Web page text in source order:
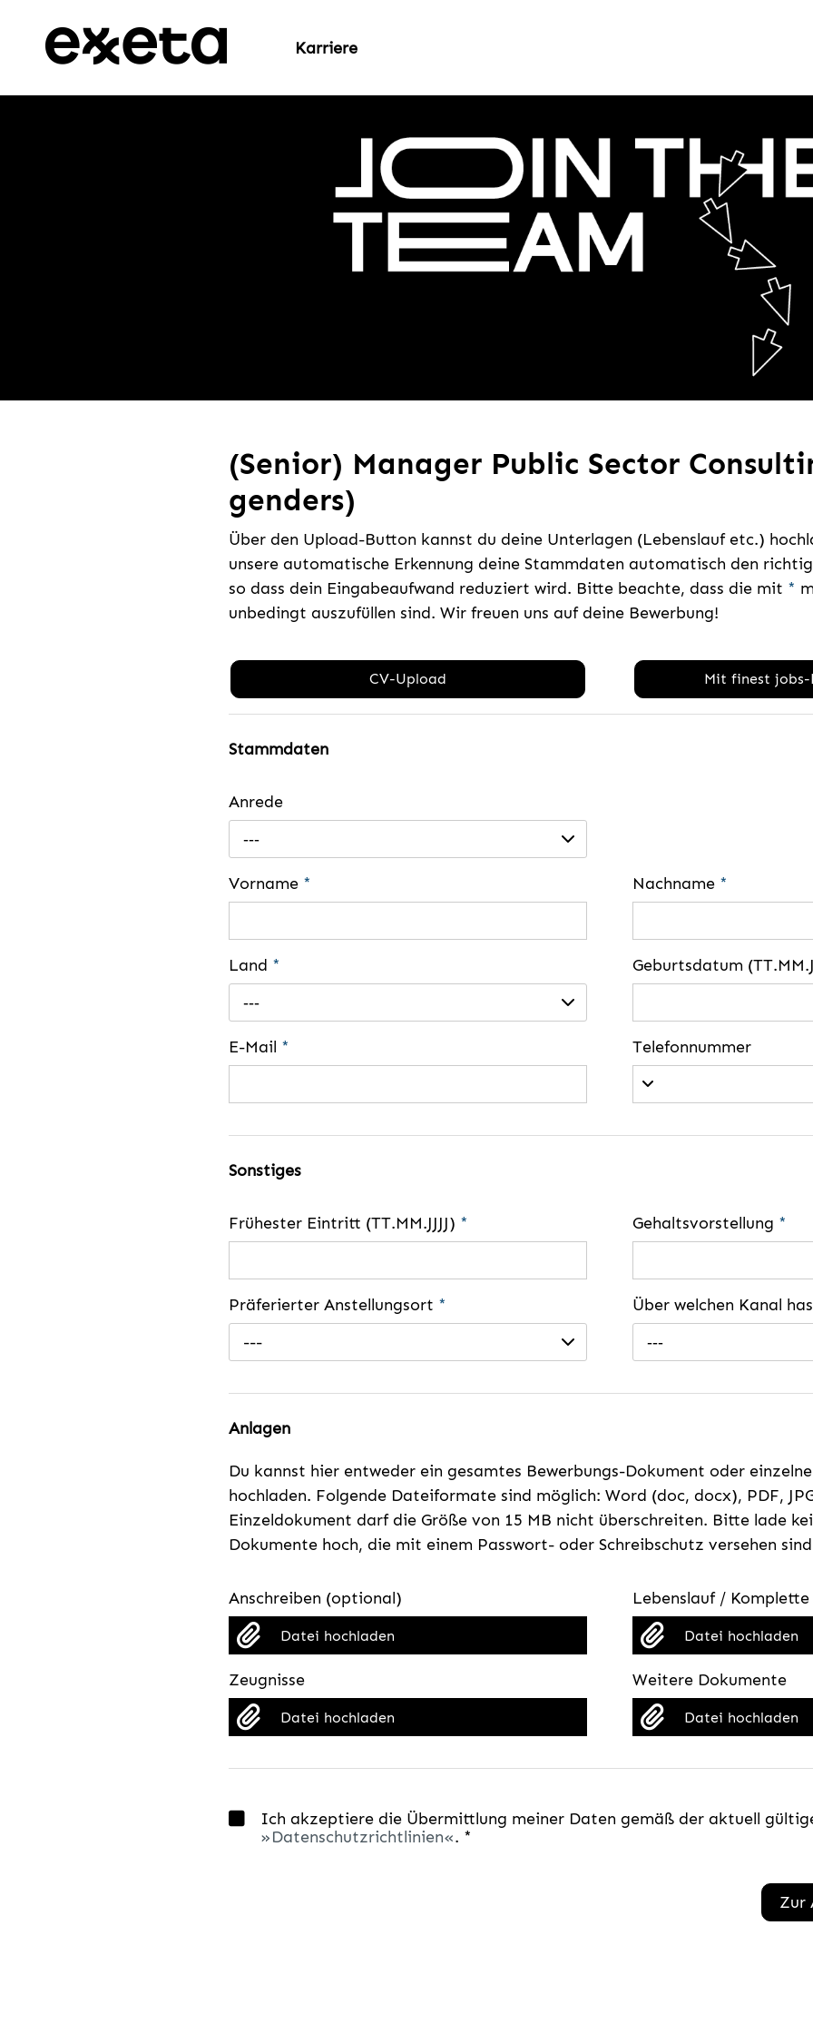
Karriere
(Senior) Manager Public Sector
genders)
Über den Upload-Button kannst du deine Unterlagen (Lebenslauf etc.)
unsere automatische Erkennung deine Stammdaten automatisch den
so dass dein Eingabeaufwand reduziert wird. Bitte beachte, dass die mit *
unbedingt auszufüllen sind. Wir freuen uns auf deine Bewerbung!
CV-Upload Mit finest
Stammdaten
Anrede
---
Vorname * Nachname *
Land *
---
Geburtsdatum
E-Mail * Telefonnummer
Sonstiges
Frühester Eintritt (TT.MM.JJJJ) * Gehaltsvorstellung *
Präferierter Anstellungsort *
---
Über welchen Kanal
---
Anlagen
Du kannst hier entweder ein gesamtes Bewerbungs-Dokument oder
hochladen. Folgende Dateiformate sind möglich: Word (doc, docx), PDF,
Einzeldokument darf die Größe von 15 MB nicht überschreiten. Bitte lade
Dokumente hoch, die mit einem Passwort- oder Schreibschutz versehen
Anschreiben (optional)
Datei hochladen
Lebenslauf /
Datei hochladen
Zeugnisse
Datei hochladen
Weitere Dokumente
Datei hochladen
Ich akzeptiere die Übermittlung meiner Daten gemäß der aktuell
Datenschutzrichtlinien
. *
Zur